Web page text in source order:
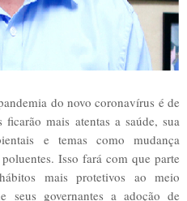
do novo coronavírus é de
mais atentas a saúde, sua
e temas como mudança
Isso fará com que parte
mais protetivos ao meio
seus governantes a adoção de